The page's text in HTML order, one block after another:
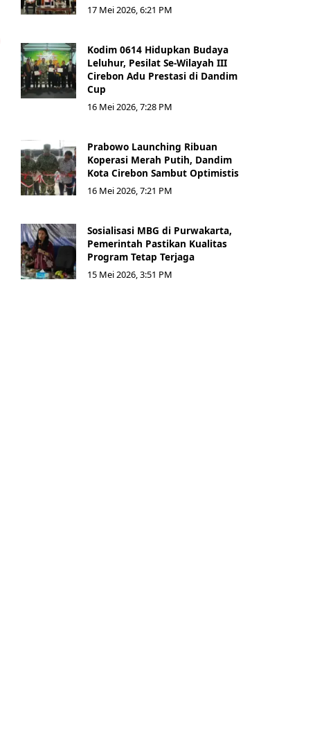
17 Mei 2026, 6:21 PM
Kodim 0614 Hidupkan Budaya
Leluhur, Pesilat Se-Wilayah III
Cirebon Adu Prestasi di Dandim
Cup
16 Mei 2026, 7:28 PM
Prabowo Launching Ribuan
Koperasi Merah Putih, Dandim
Kota Cirebon Sambut Optimistis
16 Mei 2026, 7:21 PM
Sosialisasi MBG di Purwakarta,
Pemerintah Pastikan Kualitas
Program Tetap Terjaga
15 Mei 2026, 3:51 PM